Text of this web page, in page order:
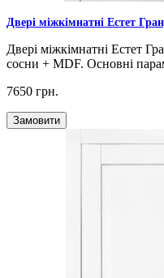
Двері міжкімнатні Естет
Двері міжкімнатні Естет
сосни + MDF. Основні
7650 грн.
Замовити